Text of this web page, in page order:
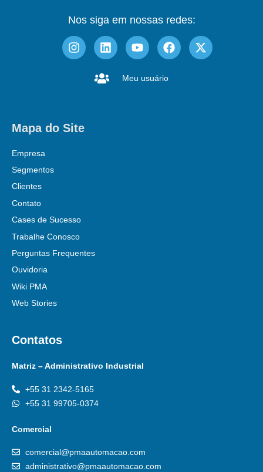
Nos siga em nossas redes:
Meu usuário
Mapa do Site
Empresa
Segmentos
Clientes
Contato
Cases de Sucesso
Trabalhe Conosco
Perguntas Frequentes
Ouvidoria
Wiki PMA
Web Stories
Contatos
Matriz – Administrativo Industrial
+55 31 2342-5165
+55 31 99705-0374
Comercial
comercial@pmaautomacao.com
administrativo@pmaautomacao.com